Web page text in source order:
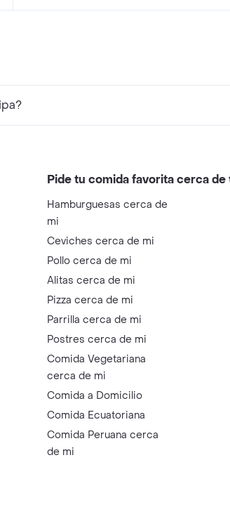
Pide tu comida favorita cerca de
Hamburguesas cerca de
mi
Ceviches cerca de mi
Pollo cerca de mi
Alitas cerca de mi
Pizza cerca de mi
Parrilla cerca de mi
Postres cerca de mi
Comida Vegetariana
cerca de mi
Comida a Domicilio
Comida Ecuatoriana
Comida Peruana cerca
de mi